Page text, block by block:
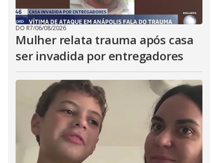
DO R7/06/08/2026
Mulher relata trauma após casa
ser invadida por entregadores